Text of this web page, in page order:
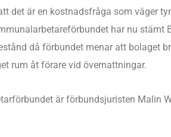
det är en kostnadsfråga som väger
har nu stämt
då förbundet menar att bolaget
rum åt förare vid övernattningar.
är förbundsjuristen Malin